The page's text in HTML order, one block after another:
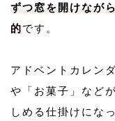
ずつ窓を開けなが
的です。
アドベントカレン
や「お菓子」など
しめる仕掛けにな